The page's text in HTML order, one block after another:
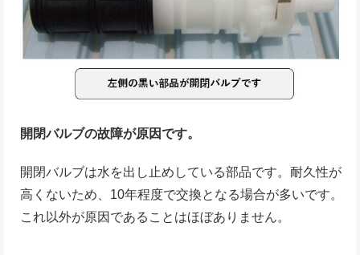
開閉バルブの故障が原因です。
開閉バルブは水を出し止めしている部品です。耐久性が
高くないため、10年程度で交換となる場合が多いです。
これ以外が原因であることはほぼありません。